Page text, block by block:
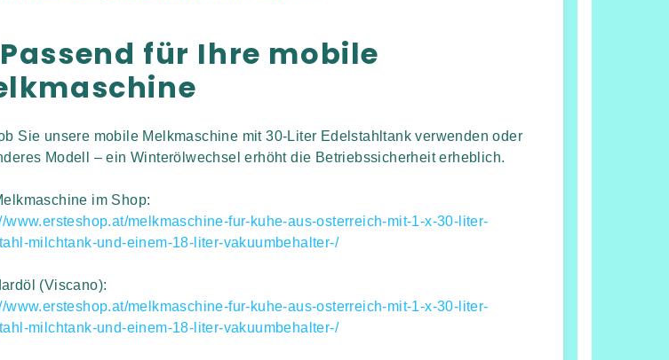
für Ihre mobile
Sie unsere mobile Melkmaschine mit 30-Liter Edelstahltank verwenden oder
Modell – ein Winterölwechsel erhöht die Betriebssicherheit erheblich.
im Shop:
www.ersteshop.at/melkmaschine-fur-kuhe-aus-osterreich-mit-1-x-30-liter-
milchtank-und-einem-18-liter-vakuumbehalter-/
(Viscano):
www.ersteshop.at/melkmaschine-fur-kuhe-aus-osterreich-mit-1-x-30-liter-
milchtank-und-einem-18-liter-vakuumbehalter-/